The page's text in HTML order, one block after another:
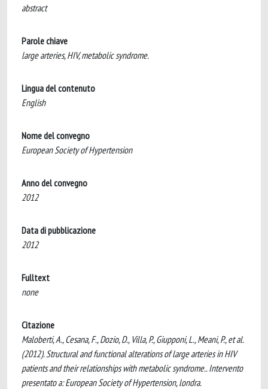
abstract
Parole chiave
large arteries, HIV, metabolic syndrome.
Lingua del contenuto
English
Nome del convegno
European Society of Hypertension
Anno del convegno
2012
Data di pubblicazione
2012
Fulltext
none
Citazione
Maloberti, A., Cesana, F., Dozio, D., Villa, P., Giupponi, L., Meani, P., et al.
(2012). Structural and functional alterations of large arteries in HIV
patients and their relationships with metabolic syndrome.. Intervento
presentato a: European Society of Hypertension, londra.